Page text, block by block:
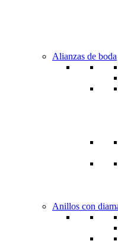
Alianzas de boda
Anillos con